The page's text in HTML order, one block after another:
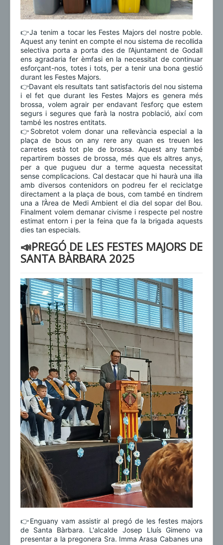
👉Ja tenim a tocar les Festes Majors del nostre poble.
Aquest any tenint en compte el nou sistema de recollida
selectiva porta a porta des de l’Ajuntament de Godall
ens agradaria fer èmfasi en la necessitat de continuar
esforçant-nos, totes i tots, per a tenir una bona gestió
durant les Festes Majors.
👉Davant els resultats tant satisfactoris del nou sistema
i el fet que durant les Festes Majors es genera més
brossa, volem agrair per endavant l’esforç que estem
segurs i segures que farà la nostra població, així com
també les nostres entitats.
👉Sobretot volem donar una rellevància especial a la
plaça de bous on any rere any quan es treuen les
carretes està tot ple de brossa. Aquest any també
repartirem bosses de brossa, més que els altres anys,
per a que pugueu dur a terme aquesta necessitat
sense complicacions. Cal destacar que hi haurà una illa
amb diversos contenidors on podreu fer el reciclatge
directament a la plaça de bous, com també en tindrem
una a l’Àrea de Medi Ambient el dia del sopar del Bou.
Finalment volem demanar civisme i respecte pel nostre
estimat entorn i per la feina que fa la brigada aquests
dies tan especials.
📣PREGÓ DE LES FESTES MAJORS DE
SANTA BÀRBARA 2025
👉Enguany vam assistir al pregó de les festes majors
de Santa Bàrbara. L'alcalde Josep Lluís Gimeno va
presentar a la pregonera Sra. Imma Arasa Cabanes una